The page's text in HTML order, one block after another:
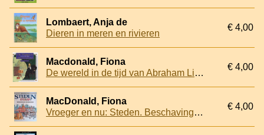
Lombaert, Anja de
Dieren in meren en rivieren
€ 4,00
Macdonald, Fiona
De wereld in de tijd van Abraham Lincoln
€ 4,00
MacDonald, Fiona
Vroeger en nu: Steden. Beschavingen en bewoners
€ 4,00